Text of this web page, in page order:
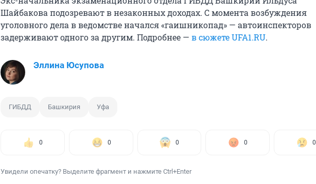
Шайбакова подозревают в незаконных доходах. С момента возбуждения
уголовного дела в ведомстве начался «гаишникопад» — автоинспекторов
задерживают одного за другим. Подробнее — в сюжете UFA1.RU.
Эллина Юсупова
ГИБДД Башкирия Уфа
0 0 0 0 0
Увидели опечатку? Выделите фрагмент и нажмите Ctrl+Enter